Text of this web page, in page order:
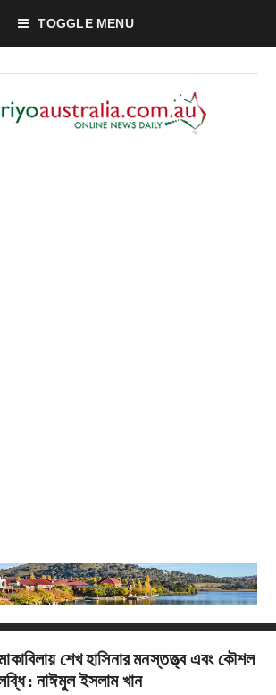
TOGGLE MENU
শেখ হাসিনার মনস্তত্ত্ব এবং কৌশল
: নাঈমুল ইসলাম খান